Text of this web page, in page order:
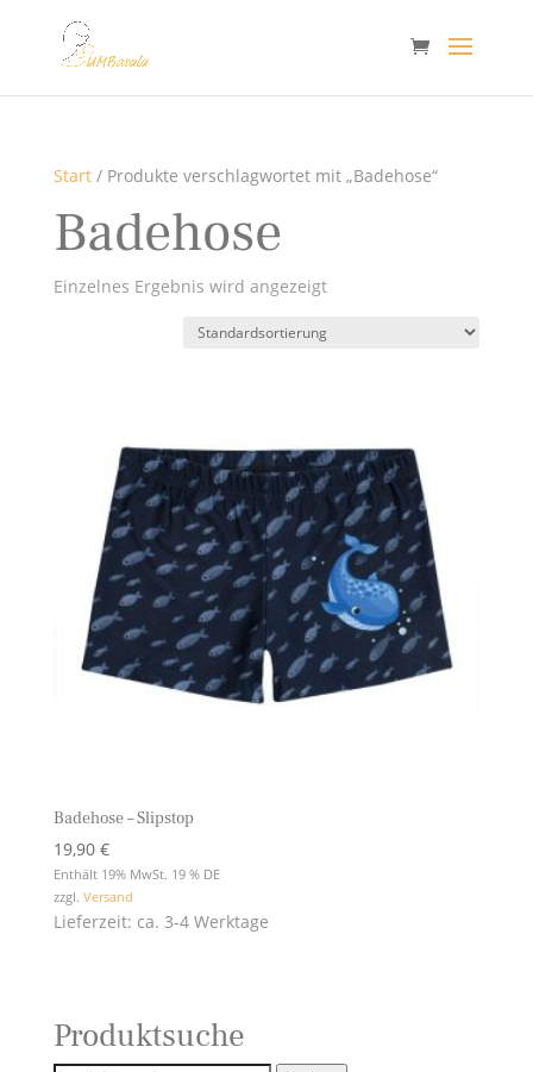
Start/ Produkte verschlagwortet mit „Badehose“
Badehose
Einzelnes Ergebnis wird angezeigt
Badehose – Slipstop
19,90 €
Enthält 19% MwSt. 19 % DE
zzgl. Versand
Lieferzeit: ca. 3-4 Werktage
Produktsuche